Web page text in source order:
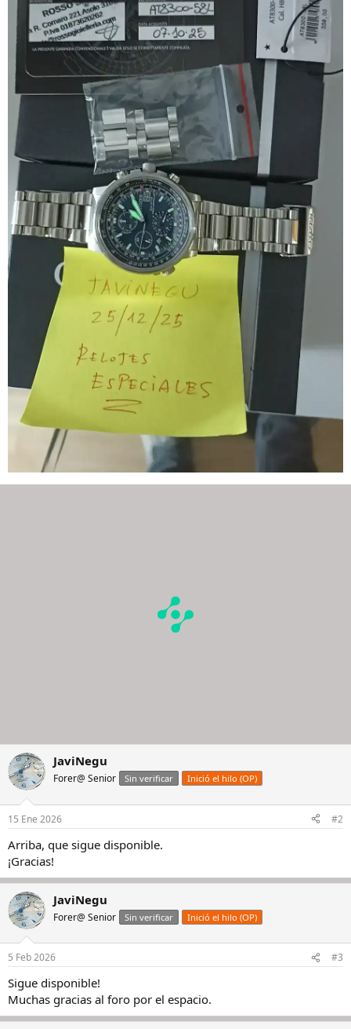
JaviNegu
Forer@ Senior Sin verificar Inició el hilo (OP)
15 Ene 2026 #2
Arriba, que sigue disponible.
¡Gracias!
JaviNegu
Forer@ Senior Sin verificar Inició el hilo (OP)
5 Feb 2026 #3
Sigue disponible!
Muchas gracias al foro por el espacio.